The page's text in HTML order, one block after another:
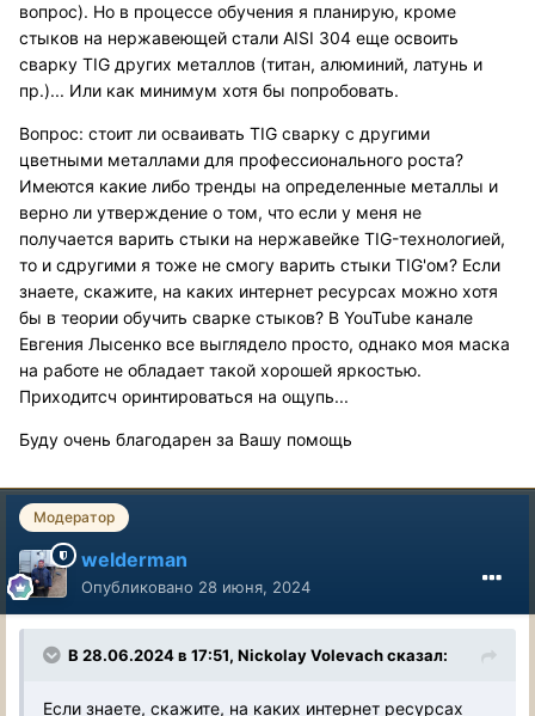
вопрос). Но в процессе обучения я планирую, кроме
стыков на нержавеющей стали AISI 304 еще освоить
сварку TIG других металлов (титан, алюминий, латунь и
пр.)... Или как минимум хотя бы попробовать.
Вопрос: стоит ли осваивать TIG сварку с другими
цветными металлами для профессионального роста?
Имеются какие либо тренды на определенные металлы и
верно ли утверждение о том, что если у меня не
получается варить стыки на нержавейке TIG-технологией,
то и сдругими я тоже не смогу варить стыки TIG'ом? Если
знаете, скажите, на каких интернет ресурсах можно хотя
бы в теории обучить сварке стыков? В YouTube канале
Евгения Лысенко все выглядело просто, однако моя маска
на работе не обладает такой хорошей яркостью.
Приходитсч оринтироваться на ощупь...
Буду очень благодарен за Вашу помощь
Модератор
welderman
Опубликовано 28 июня, 2024
В 28.06.2024 в 17:51, Nickolay Volevachсказал:
Если знаете, скажите, на каких интернет ресурсах